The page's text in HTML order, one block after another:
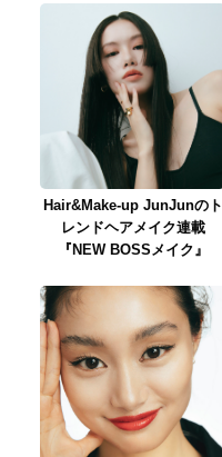
Hair&Make-up JunJunのト
レンドヘアメイク連載
『NEW BOSSメイク』